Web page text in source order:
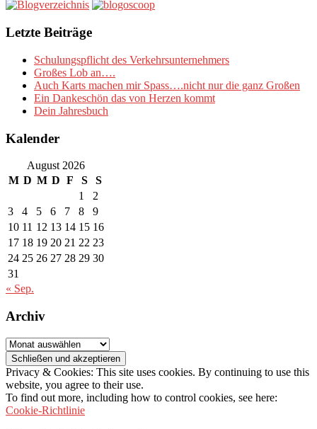
Letzte Beiträge
Schulungspflicht des Verkehrsunternehmers
Großes Lob an….
Auch Karts machen mir Spass….nicht nur die ganz Großen
Ein Dankeschön das von Herzen kommt
Dein Jahresbuch
Kalender
August 2026
M D M D F S
S
1
2
3
4 5 6 7 8
9
10 11 12 13 14 15 16
17 18 19 20 21 22 23
24 25 26 27 28 29 30
31
« Sep.
Archiv
Archiv
Privacy & Cookies: This site uses cookies. By continuing to use this
website, you agree to their use.
To find out more, including how to control cookies, see here:
Cookie-Richtlinie